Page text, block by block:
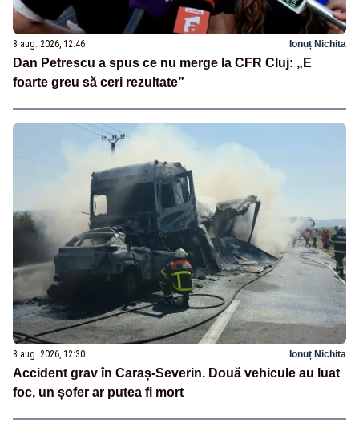
8 aug. 2026, 12:46 Ionuț Nichita
Dan Petrescu a spus ce nu merge la CFR Cluj: „E
foarte greu să ceri rezultate”
8 aug. 2026, 12:30 Ionuț Nichita
Accident grav în Caraș-Severin. Două vehicule au luat
foc, un șofer ar putea fi mort